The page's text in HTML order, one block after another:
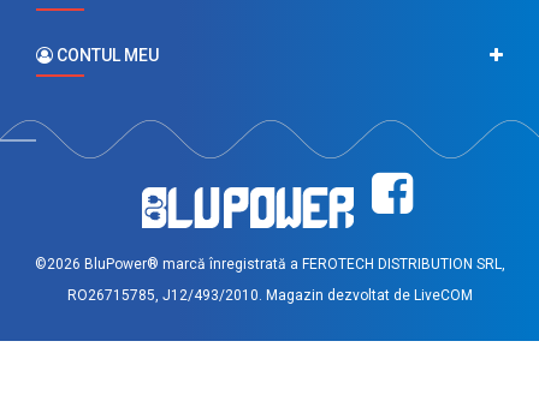
CONTUL MEU
©2026 BluPower® marcă înregistrată a FEROTECH DISTRIBUTION SRL,
RO26715785, J12/493/2010. Magazin dezvoltat de LiveCOM